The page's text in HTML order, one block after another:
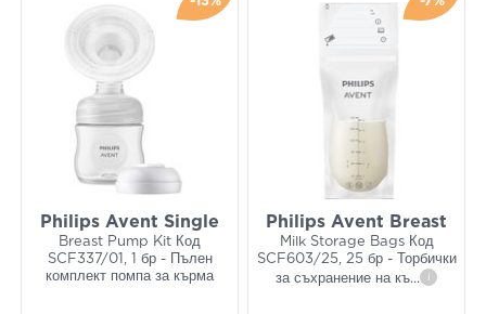
Philips Avent Single
Breast Pump Kit Код
SCF337/01, 1 бр - Пълен
комплект помпа за кърма
Philips Avent Breast
Milk Storage Bags Код
SCF603/25, 25 бр - Торбички
за съхранение на къ... i